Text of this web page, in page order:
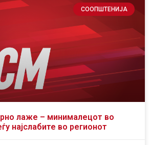
СООПШТЕНИЈА
лаже – минималецот во
најслабите во регионот